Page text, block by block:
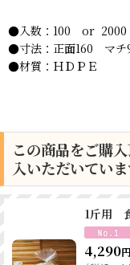
●入数：100 or 2000
●寸法：正面160 マ
●材質：ＨＤＰＥ
この商品をご購
入いただいてい
1斤用
4,290円